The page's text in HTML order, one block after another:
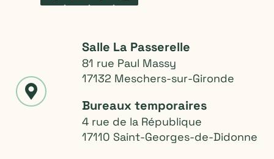
Lieux de projectionSalle La Passerelle
81 rue Paul Massy
17132 Meschers-sur-Gironde
Bureaux temporaires
4 rue de la République
17110 Saint-Georges-de-Didonne